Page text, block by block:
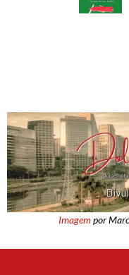
Imagempor